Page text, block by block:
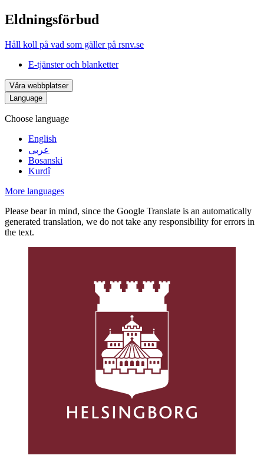
Eldningsförbud
Håll koll på vad som gäller på rsnv.se
E-tjänster och blanketter
Våra webbplatser
Language
Choose language
English
عربى
Bosanski
Kurdî
More languages
Please bear in mind, since the Google Translate is an automatically
generated translation, we do not take any responsibility for errors in
the text.